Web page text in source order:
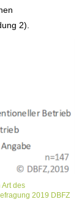
2).
des
2019 DBFZ